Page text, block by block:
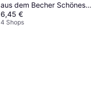
aus dem Becher Schönes
Saatgut
Weihnachtsgeschenk
6,45 €
4 Shops